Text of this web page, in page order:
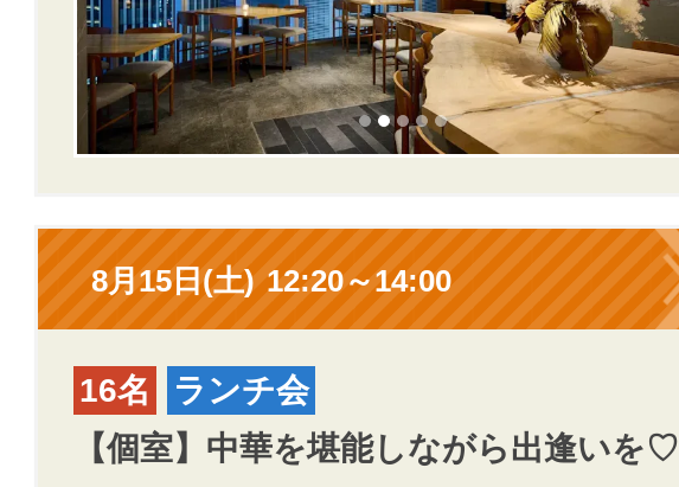
8月15日(土) 12:20～14:00
16名
ランチ会
【個室】中華を堪能しながら出逢いを♡